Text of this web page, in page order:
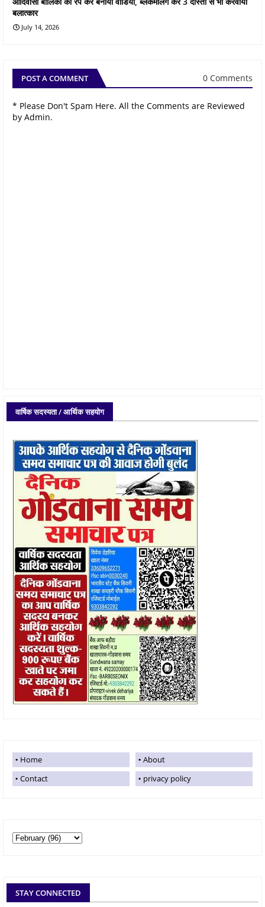
बलात्कार
July 14, 2026
POST A COMMENT 0 Comments
* Please Don't Spam Here. All the Comments are Reviewed
by Admin.
वार्षिक सदस्यता / आर्थिक सहयोग
Home
About
Contact
privacy policy
STAY CONNECTED